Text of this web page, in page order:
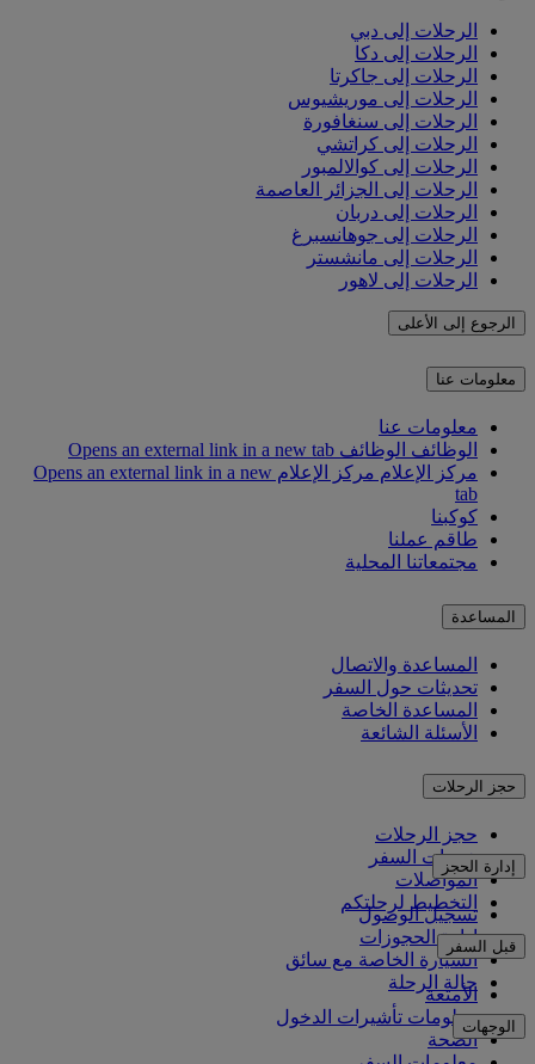
الرحلات إلى دبي
الرحلات إلى دكا
الرحلات إلى جاكرتا
الرحلات إلى موريشيوس
الرحلات إلى سنغافورة
الرحلات إلى كراتشي
الرحلات إلى كوالالمبور
الرحلات إلى الجزائر العاصمة
الرحلات إلى دربان
الرحلات إلى جوهانسبرغ
الرحلات إلى مانشستر
الرحلات إلى لاهور
الرجوع إلى الأعلى
معلومات عنا
معلومات عنا
الوظائف الوظائف Opens an external link in a new tab
مركز الإعلام
مركز الإعلام Opens an external link in a new
tab
كوكبنا
طاقم عملنا
مجتمعاتنا المحلية
المساعدة
المساعدة والاتصال
تحديثات حول السفر
المساعدة الخاصة
الأسئلة الشائعة
حجز الرحلات
حجز الرحلات
خدمات السفر
المواصلات
التخطيط لرحلتكم
إدارة الحجز
تسجيل الوصول
إدارة الحجوزات
السيارة الخاصة مع سائق
حالة الرحلة
قبل السفر
الأمتعة
معلومات تأشيرات الدخول
الصحة
الوجهات